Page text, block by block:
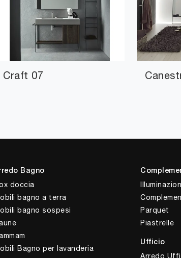
Craft 07
Bagno
doccia
bagno a terra
bagno sospesi
Bagno per lavanderia
Parquet
Piastrelle
Ufficio
Arredo